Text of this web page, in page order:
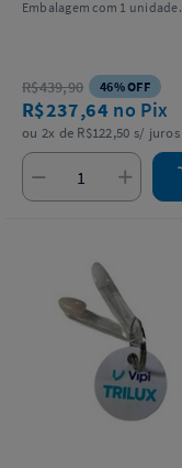
Embalagem com 1 unidade.
R$439,90 46% OFF
R$237,64 no Pix
ou 2x de R$122,50 s/ juros